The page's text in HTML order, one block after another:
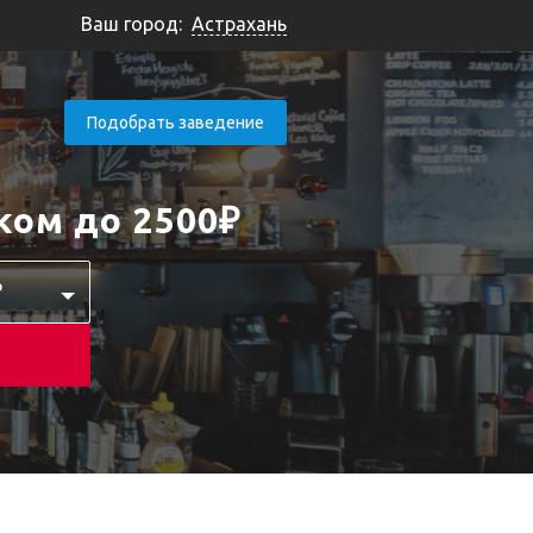
Ваш город: Астрахань
Подобрать заведение
до 2500₽